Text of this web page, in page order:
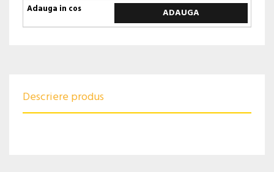
ADAUGA
Descriere produs